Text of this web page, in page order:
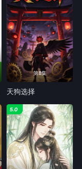
第8集
天狗选择
5.0